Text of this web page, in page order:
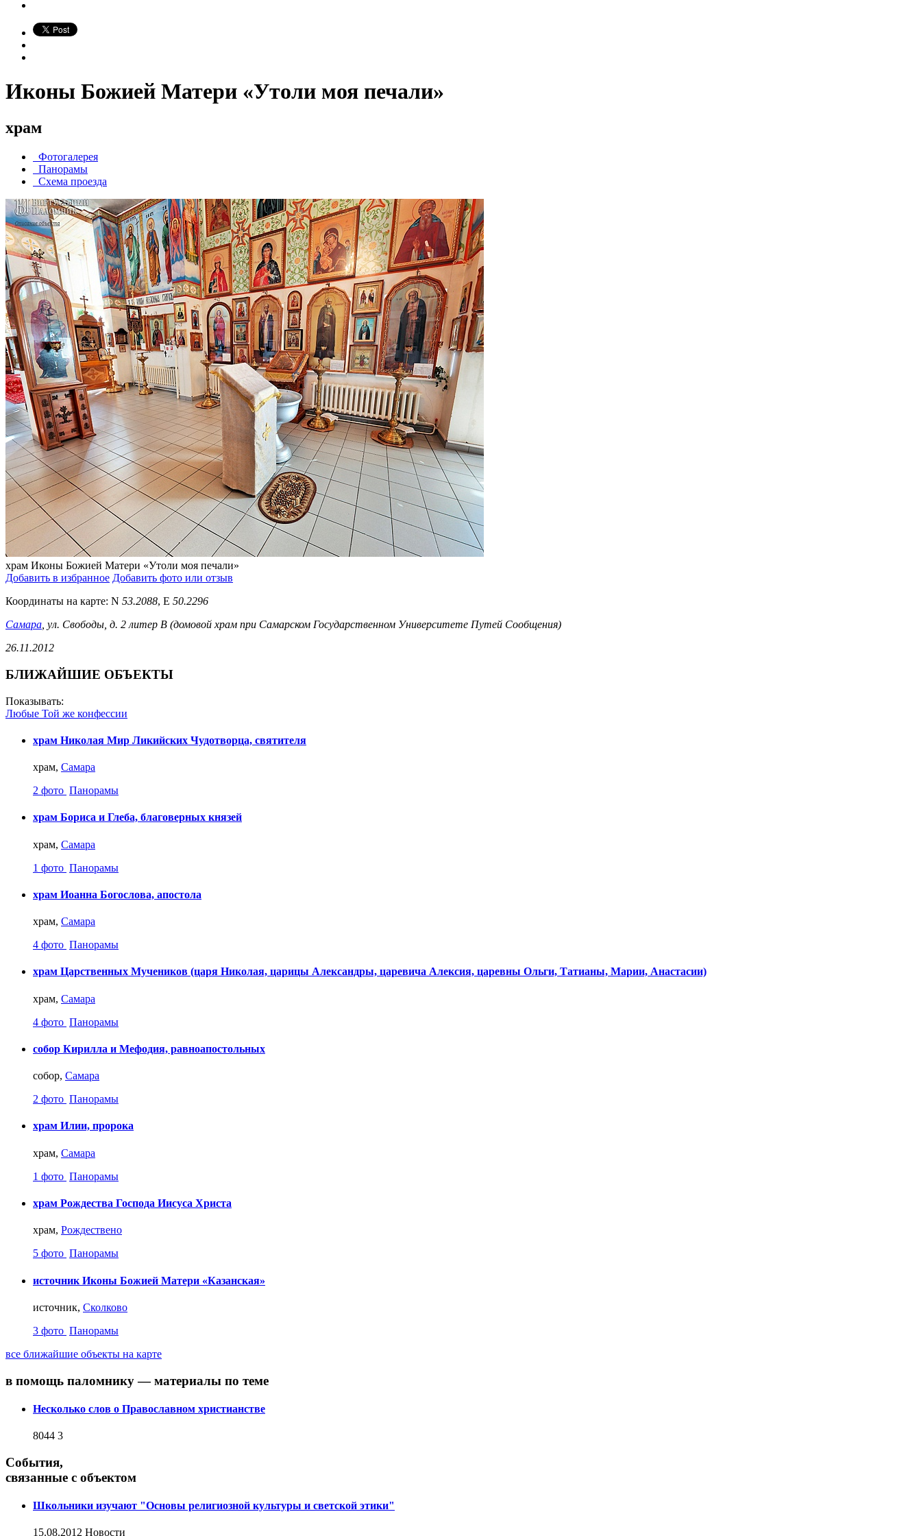
Иконы Божией Матери «Утоли моя печали»
храм
Фотогалерея
Панорамы
Схема проезда
храм Иконы Божией Матери «Утоли моя печали»
Добавить в избранное Добавить фото или отзыв
Координаты на карте: N 53.2088, E 50.2296
Самара , ул. Свободы, д. 2 литер В (домовой храм при Самарском Государственном Университете Путей Сообщения)
26.11.2012
БЛИЖАЙШИЕ ОБЪЕКТЫ
Показывать:
Любые Той же конфессии
храм Николая Мир Ликийских Чудотворца, святителя
храм, Самара
2 фото Панорамы
храм Бориса и Глеба, благоверных князей
храм, Самара
1 фото Панорамы
храм Иоанна Богослова, апостола
храм, Самара
4 фото Панорамы
храм Царственных Мучеников (царя Николая, царицы Александры, царевича Алексия, царевны Ольги, Татианы, Марии, Анастасии)
храм, Самара
4 фото Панорамы
собор Кирилла и Мефодия, равноапостольных
собор, Самара
2 фото Панорамы
храм Илии, пророка
храм, Самара
1 фото Панорамы
храм Рождества Господа Иисуса Христа
храм, Рождествено
5 фото Панорамы
источник Иконы Божией Матери «Казанская»
источник, Сколково
3 фото Панорамы
все ближайшие объекты на карте
в помощь паломнику — материалы по теме
Несколько слов о Православном христианстве
8044 3
События,
связанные с объектом
Школьники изучают "Основы религиозной культуры и светской этики"
15.08.2012 Новости